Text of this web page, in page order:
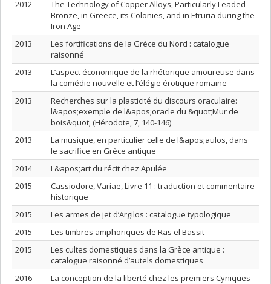
2012
The Technology of Copper Alloys, Particularly Leaded
Bronze, in Greece, its Colonies, and in Etruria during the
Iron Age
2013
Les fortifications de la Grèce du Nord : catalogue
raisonné
2013
L’aspect économique de la rhétorique amoureuse dans
la comédie nouvelle et l’élégie érotique romaine
2013
Recherches sur la plasticité du discours oraculaire:
l&apos;exemple de l&apos;oracle du &quot;Mur de
bois&quot; (Hérodote, 7, 140-146)
2013
La musique, en particulier celle de l&apos;aulos, dans
le sacrifice en Grèce antique
2014
L&apos;art du récit chez Apulée
2015
Cassiodore, Variae, Livre 11 : traduction et commentaire
historique
2015
Les armes de jet d’Argilos : catalogue typologique
2015
Les timbres amphoriques de Ras el Bassit
2015
Les cultes domestiques dans la Grèce antique :
catalogue raisonné d’autels domestiques
2016
La conception de la liberté chez les premiers Cyniques